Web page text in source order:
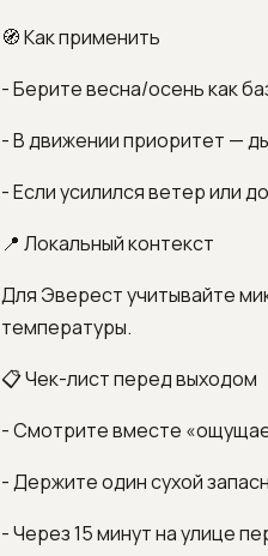
🧭 Как применить
- Берите весна/осень как
- В движении приоритет —
- Если усилился ветер или
📍 Локальный контекст
Для Эверест учитывайте
температуры.
📋 Чек-лист перед выходом
- Смотрите вместе
- Держите один сухой
- Через 15 минут на улице